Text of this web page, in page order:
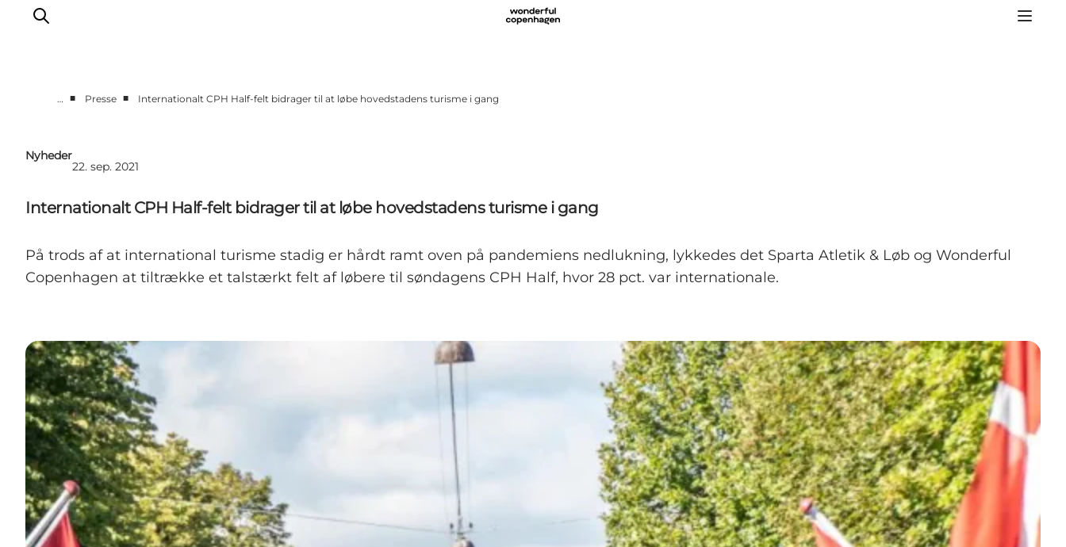
Samarbejd med os
Turismeviden
Om Wonderful Copenhagen
… ■ Presse ■ Internationalt CPH Half-felt bidrager til at løbe hovedstadens turisme i gang
Nyheder
22. sep. 2021
Internationalt CPH Half-felt bidrager til at løbe hovedstadens turisme i gang
På trods af at international turisme stadig er hårdt ramt oven på pandemiens nedlukning, lykkedes det Sparta Atletik & Løb og Wonderful
Copenhagen at tiltrække et talstærkt felt af løbere til søndagens CPH Half, hvor 28 pct. var internationale.